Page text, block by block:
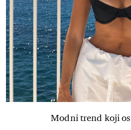
Modni trend koji